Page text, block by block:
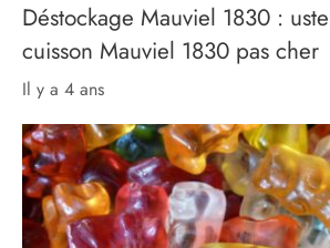
Déstockage Mauviel 1830 :
cuisson Mauviel 1830 pas cher
il y a 4 ans